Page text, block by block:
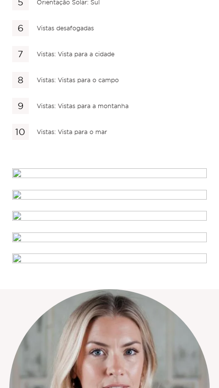
Orientação Solar: Sul
Vistas desafogadas
Vistas: Vista para a cidade
Vistas: Vistas para o campo
Vistas: Vistas para a montanha
Vistas: Vista para o mar